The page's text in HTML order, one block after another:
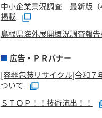
中小企業景況調査 最新版（
掲載
島根県海外展開概況調査報告
広告・ＰＲバナー
[容器包装リサイクル]令和７
ついて
ＳＴＯＰ！！技術流出！！